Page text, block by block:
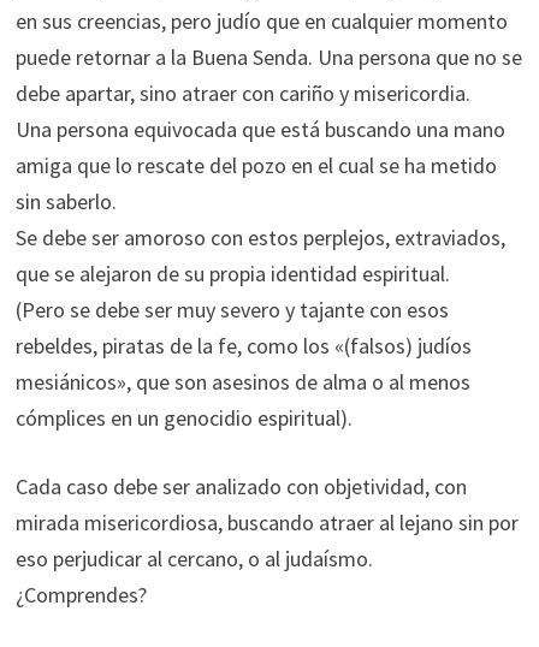
en sus creencias, pero judío que en cualquier momento
puede retornar a la Buena Senda. Una persona que no se
debe apartar, sino atraer con cariño y misericordia.
Una persona equivocada que está buscando una mano
amiga que lo rescate del pozo en el cual se ha metido
sin saberlo.
Se debe ser amoroso con estos perplejos, extraviados,
que se alejaron de su propia identidad espiritual.
(Pero se debe ser muy severo y tajante con esos
rebeldes, piratas de la fe, como los «(falsos) judíos
mesiánicos», que son asesinos de alma o al menos
cómplices en un genocidio espiritual).
Cada caso debe ser analizado con objetividad, con
mirada misericordiosa, buscando atraer al lejano sin por
eso perjudicar al cercano, o al judaísmo.
¿Comprendes?